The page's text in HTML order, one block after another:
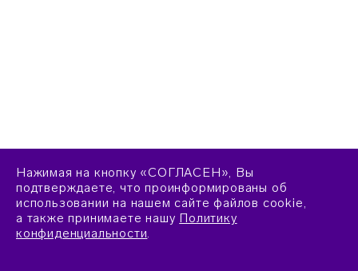
Нажимая на кнопку «СОГЛАСЕН», Вы
подтверждаете, что проинформированы об
использовании на нашем сайте файлов cookie,
а также принимаете нашу Политику
конфиденциальности.